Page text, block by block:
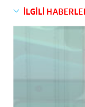
İLGİLİ